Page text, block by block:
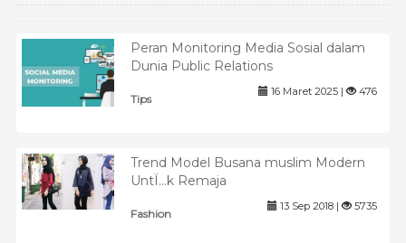
Peran Monitoring Media Sosial dalam
Dunia Public Relations
Tips
16 Maret 2025 | 476
Trend Model Busana muslim Modern
UntÏ…k Remaja
Fashion
13 Sep 2018 | 5735